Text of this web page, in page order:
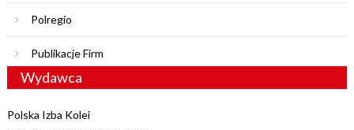
Polregio
Publikacje Firm
Wydawca
Polska Izba Kolei